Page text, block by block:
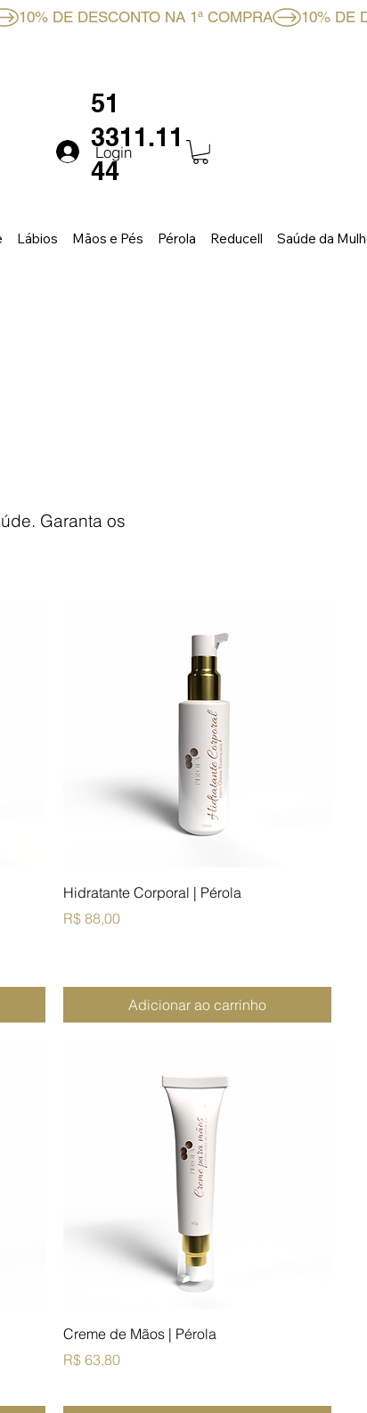
51
3311.11
44
Login
Lábios Mãos e Pés Pérola Reducell Saúde da
Garanta os
Hidratante Corporal | Pérola
Preço
R$ 88,00
Adicionar ao carrinho
Creme de Mãos | Pérola
Preço
R$ 63,80